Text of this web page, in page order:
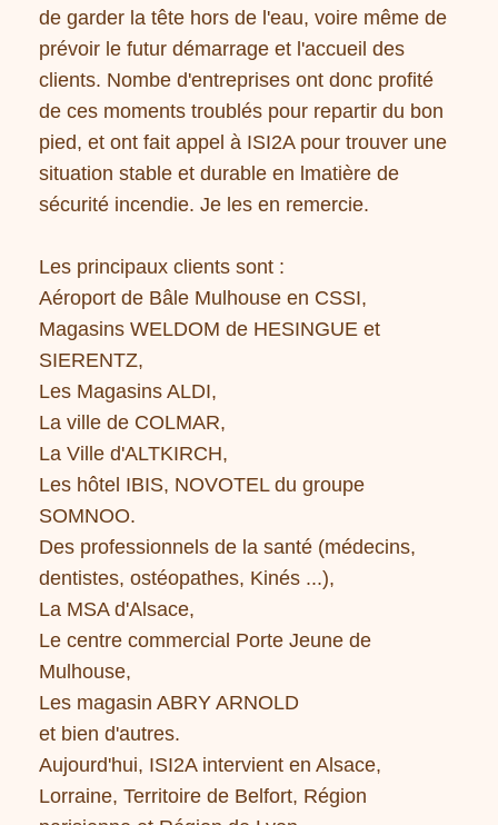
de garder la tête hors de l'eau, voire même de
prévoir le futur démarrage et l'accueil des
clients. Nombe d'entreprises ont donc profité
de ces moments troublés pour repartir du bon
pied, et ont fait appel à ISI2A pour trouver une
situation stable et durable en lmatière de
sécurité incendie. Je les en remercie.
Les principaux clients sont :
Aéroport de Bâle Mulhouse en CSSI,
Magasins WELDOM de HESINGUE et
SIERENTZ,
Les Magasins ALDI,
La ville de COLMAR,
La Ville d'ALTKIRCH,
Les hôtel IBIS, NOVOTEL du groupe
SOMNOO.
Des professionnels de la santé (médecins,
dentistes, ostéopathes, Kinés ...),
La MSA d'Alsace,
Le centre commercial Porte Jeune de
Mulhouse,
Les magasin ABRY ARNOLD
et bien d'autres.
Aujourd'hui, ISI2A intervient en Alsace,
Lorraine, Territoire de Belfort, Région